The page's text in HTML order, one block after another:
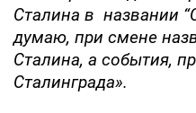
Сталина в названии
думаю, при смене
Сталина, а события,
Сталинграда».